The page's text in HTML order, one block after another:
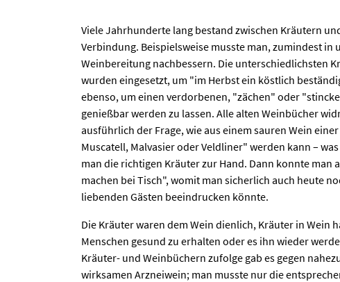
Viele Jahrhunderte lang bestand zwischen Kräutern
Verbindung. Beispielsweise musste man, zumindest in
Weinbereitung nachbessern. Die unterschiedlichsten
wurden eingesetzt, um "im Herbst ein köstlich
ebenso, um einen verdorbenen, "zächen" oder
genießbar werden zu lassen. Alle alten Weinbücher
ausführlich der Frage, wie aus einem sauren Wein
Muscatell, Malvasier oder Veldliner" werden kann –
man die richtigen Kräuter zur Hand. Dann konnte man
machen bei Tisch", womit man sicherlich auch heute
liebenden Gästen beeindrucken könnte.
Die Kräuter waren dem Wein dienlich, Kräuter in Wein
Menschen gesund zu erhalten oder es ihn wieder
Kräuter- und Weinbüchern zufolge gab es gegen
wirksamen Arzneiwein; man musste nur die